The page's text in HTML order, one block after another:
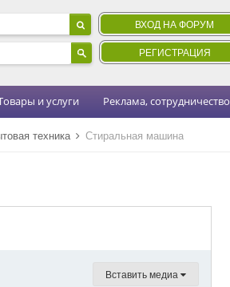
ВХОД НА ФОРУМ
РЕГИСТРАЦИЯ
и услуги Реклама, сотрудничество
техника Стиральная машина
Вставить медиа